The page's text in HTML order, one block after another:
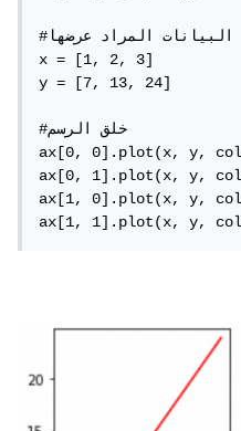
#البيانات المراد عرضها
x = [1, 2, 3]
y = [7, 13, 24]
#خلق الرسم
ax[0, 0].plot(x, y,
ax[0, 1].plot(x, y,
ax[1, 0].plot(x, y,
ax[1, 1].plot(x, y,